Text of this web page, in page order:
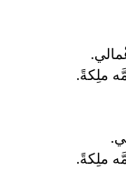
ملِكةً.
ملِكةً.